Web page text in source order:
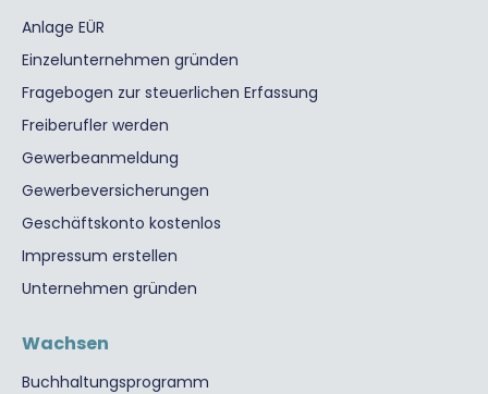
Anlage EÜR
Einzelunternehmen gründen
Fragebogen zur steuerlichen Erfassung
Freiberufler werden
Gewerbeanmeldung
Gewerbeversicherungen
Geschäftskonto kostenlos
Impressum erstellen
Unternehmen gründen
Wachsen
Buchhaltungsprogramm